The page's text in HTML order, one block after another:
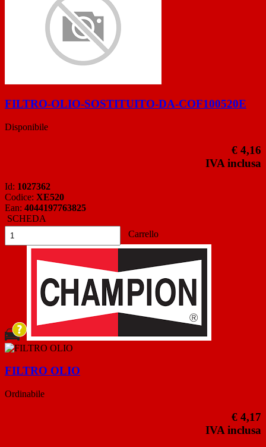
FILTRO-OLIO-SOSTITUITO-DA-COF100520E
Disponibile
€ 4,16
IVA inclusa
Id: 1027362
Codice: XE520
Ean: 4044197763825
SCHEDA
Carrello
FILTRO OLIO
Ordinabile
€ 4,17
IVA inclusa